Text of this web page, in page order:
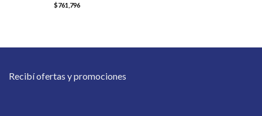
$761,796
Recibí ofertas y promociones